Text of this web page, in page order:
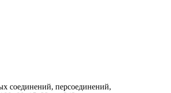
соединений, персоединений,